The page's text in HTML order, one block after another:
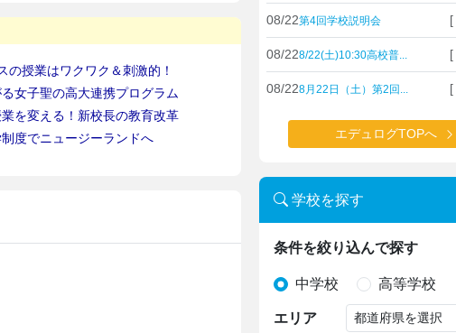
08/22第4回学校説明会 [
08/228/22(土)10:30高校普... [
08/228月22日（土）第2回... [
エデュログTOPへ
学校を探す
条件を絞り込んで探す
中学校 高等学校
エリア